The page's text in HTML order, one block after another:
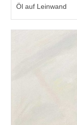
Öl auf Leinwand